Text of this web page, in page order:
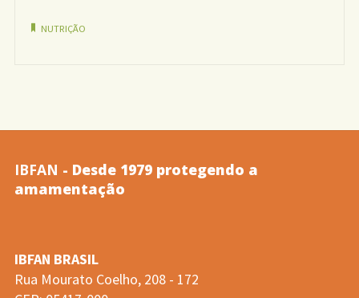
NUTRIÇÃO
IBFAN - Desde 1979 protegendo a
amamentação
IBFAN BRASIL
Rua Mourato Coelho, 208 - 172